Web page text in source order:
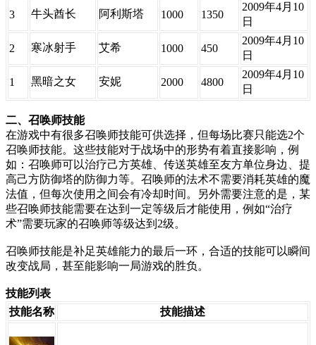
3 牛头酋长 阿利斯塔 1000 1350
2009年4月10
日
2 寒冰射手 艾希 1000 450
2009年4月10
日
1 黑暗之女 安妮 2000 4800
2009年4月10
日
二、召唤师技能
在游戏中有很多召唤师技能可供选择，但每场比赛只能选2个
召唤师技能。这些技能对于战场中的形势有着直接影响，例
如：召唤师可以治疗己方英雄、传送英雄至友方单位身边、提
高己方防御塔的防御力等。召唤师的法术不需要消耗英雄的魔
法值，但每次使用之间会有冷却时间。另外需要注意的是，某
些召唤师技能需要在达到一定等级后才能使用，例如“治疗
术”需要玩家的召唤师等级达到2级。
召唤师技能是补足英雄能力的最后一环，合适的技能可以瞬间
改变战局，甚至能影响一局游戏的胜负。
技能列表
​技能名称
技能描述​